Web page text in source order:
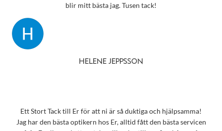
blir mitt bästa jag. Tusen tack!
HELENE JEPPSSON
Ett Stort Tack till Er för att ni är så duktiga och hjälpsamma!
Jag har den bästa optikern hos Er, alltid fått den bästa servicen